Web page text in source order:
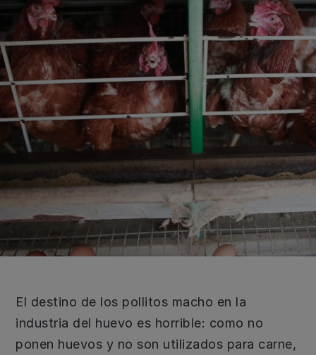
El destino de los pollitos macho en la
industria del huevo es horrible: como no
ponen huevos y no son utilizados para carne,